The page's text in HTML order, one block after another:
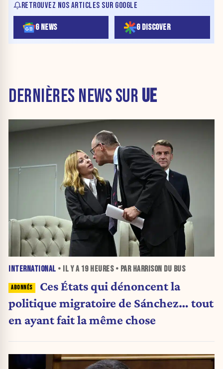
RETROUVEZ NOS ARTICLES SUR GOOGLE
G NEWS G DISCOVER
DERNIÈRES NEWS SUR UE
INTERNATIONAL • IL Y A 19 HEURES• PAR HARRISON DU BUS
Ces États qui dénoncent la
politique migratoire de Sánchez… tout
en ayant fait la même chose